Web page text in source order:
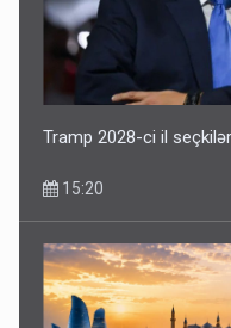
Tramp 2028-ci il
15:20